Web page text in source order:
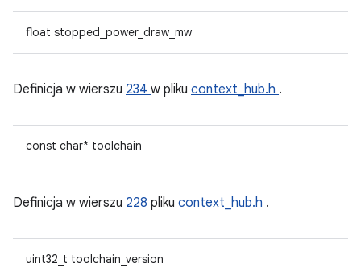
float stopped_power_draw_mw
Definicja w wierszu 234 w pliku context_hub.h .
const char* toolchain
Definicja w wierszu 228 pliku context_hub.h .
uint32_t toolchain_version